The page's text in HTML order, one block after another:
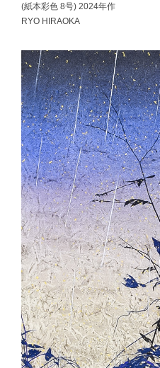
(紙本彩色 8号) 2024年作
RYO HIRAOKA